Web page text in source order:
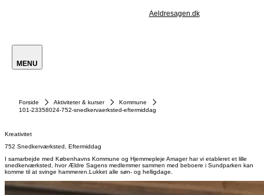
Aeldresagen.dk
MENU
Forside Aktiviteter & kurser
Kommune
101-23358024-752-snedkervaerksted-eftermiddag
Kreativitet
752 Snedkerværksted, Eftermiddag
I samarbejde med Københavns Kommune og Hjemmepleje Amager har vi etableret et lille
snedkerværksted, hvor Ældre Sagens medlemmer sammen med beboere i Sundparken kan
komme til at svinge hammeren.Lukket alle søn- og helligdage.